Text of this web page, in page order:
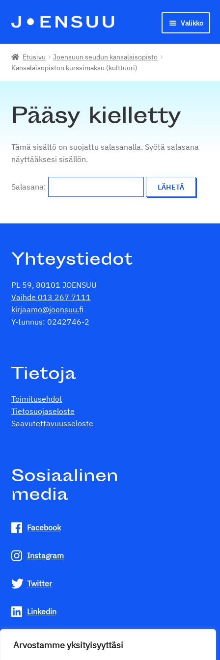
Arvostamme yksityisyyttäsi
Siirry
Siirry
Valikko
Joensuun seudun kansalaisopisto
English
Etusivu
Joensuun seudun kansalaisopisto
Kansalaisopiston kurssimaksu (kulttuuri)
Pääsy kielletty
Tämä sisältö on suojattu salasanalla. Syötä salasana
näyttääksesi sisällön.
Salasana:
Yhteystiedot
PL 59, 80101 JOENSUU
Vaihde 013 267 7111
kirjaamo@joensuu.fi
Y-tunnus: 0242746-2
Tietoja
Toimitusehdot
Tietosuojaseloste
Saavutettavuusseloste
Sosiaalinen
media
Facebook
Instagram
Twitter
Linkedin